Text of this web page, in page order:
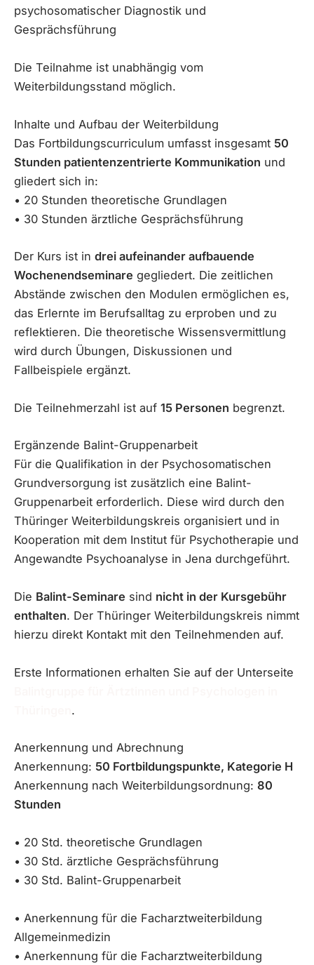
psychosomatischer Diagnostik und
Gesprächsführung
Die Teilnahme ist unabhängig vom
Weiterbildungsstand möglich.
Inhalte und Aufbau der Weiterbildung
Das Fortbildungscurriculum umfasst insgesamt 50
Stunden patientenzentrierte Kommunikation und
gliedert sich in:
• 20 Stunden theoretische Grundlagen
• 30 Stunden ärztliche Gesprächsführung
Der Kurs ist indrei aufeinander aufbauende
Wochenendseminare gegliedert. Die zeitlichen
Abstände zwischen den Modulen ermöglichen es,
das Erlernte im Berufsalltag zu erproben und zu
reflektieren. Die theoretische Wissensvermittlung
wird durch Übungen, Diskussionen und
Fallbeispiele ergänzt.
Die Teilnehmerzahl ist auf15 Personen begrenzt.
Ergänzende Balint-Gruppenarbeit
Für die Qualifikation in der Psychosomatischen
Grundversorgung ist zusätzlich eine Balint-
Gruppenarbeit erforderlich. Diese wird durch den
Thüringer Weiterbildungskreis organisiert und in
Kooperation mit dem Institut für Psychotherapie und
Angewandte Psychoanalyse in Jena durchgeführt.
Die Balint-Seminare sind nicht in der Kursgebühr
enthalten. Der Thüringer Weiterbildungskreis nimmt
hierzu direkt Kontakt mit den Teilnehmenden auf.
Erste Informationen erhalten Sie auf der Unterseite
.
Anerkennung und Abrechnung
Anerkennung: 50 Fortbildungspunkte, Kategorie H
Anerkennung nach Weiterbildungsordnung:80
Stunden
• 20 Std. theoretische Grundlagen
• 30 Std. ärztliche Gesprächsführung
• 30 Std. Balint-Gruppenarbeit
• Anerkennung für die Facharzt­weiterbildung
Allgemeinmedizin
• Anerkennung für die Facharzt­weiterbildung